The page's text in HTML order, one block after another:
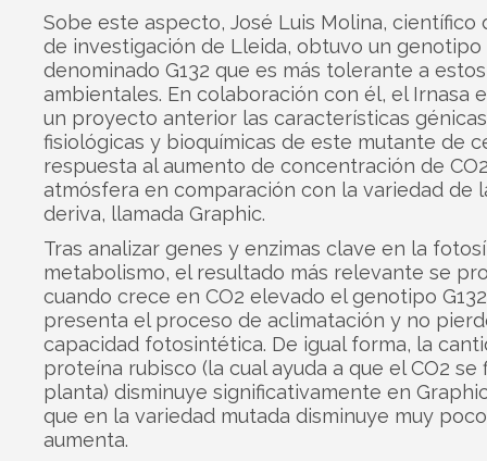
Sobe este aspecto, José Luis Molina, científico
de investigación de Lleida, obtuvo un genotipo
denominado G132 que es más tolerante a
ambientales. En colaboración con él, el Irnasa
un proyecto anterior las características
fisiológicas y bioquímicas de este mutante de
respuesta al aumento de concentración de
atmósfera en comparación con la variedad de
deriva, llamada Graphic.
Tras analizar genes y enzimas clave en la
metabolismo, el resultado más relevante se
cuando crece en CO2 elevado el genotipo
presenta el proceso de aclimatación y no
capacidad fotosintética. De igual forma, la
proteína rubisco (la cual ayuda a que el CO2 se
planta) disminuye significativamente en
que en la variedad mutada disminuye muy
aumenta.